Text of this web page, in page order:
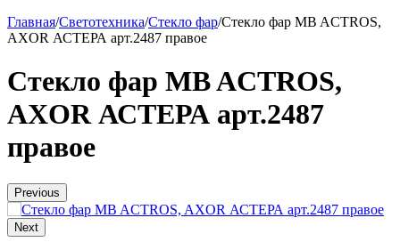
Главная/Светотехника/Стекло фар/Стекло фар MB ACTROS,
AXOR АСТЕРА арт.2487 правое
Стекло фар MB ACTROS,
AXOR АСТЕРА арт.2487
правое
Previous
Next